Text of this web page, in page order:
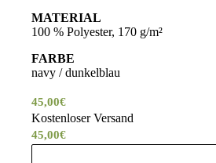
MATERIAL
100 % Polyester, 170 g/m²
FARBE
navy / dunkelblau
45,00€
Kostenloser Versand
45,00€